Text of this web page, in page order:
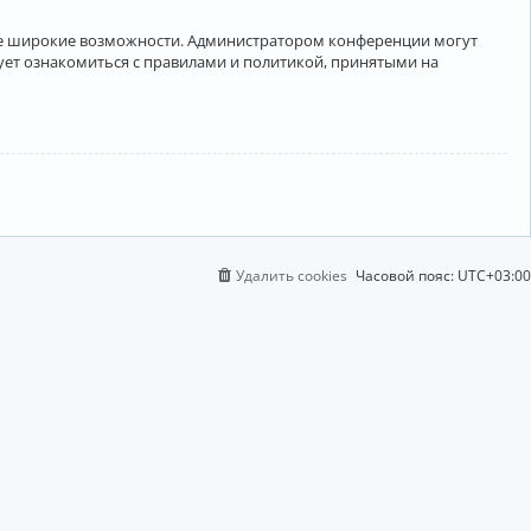
широкие возможности. Администратором конференции могут
ознакомиться с правилами и политикой, принятыми на
Часовой пояс: UTC+03:00
Удалить cookies